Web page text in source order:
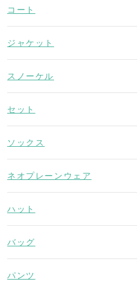
コート
ジャケット
スノーケル
セット
ソックス
ネオプレーンウェア
ハット
バッグ
パンツ